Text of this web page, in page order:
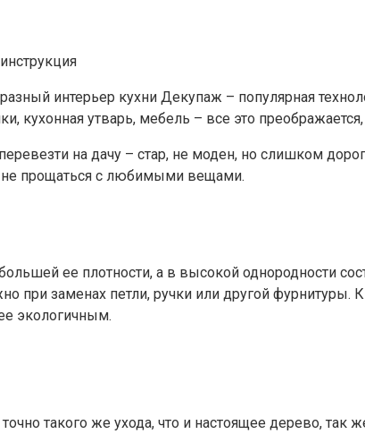
интерьер кухни Декупаж – популярная
утварь, мебель – все это
на дачу – стар, не моден, но слишком
прощаться с любимыми вещами.
ее плотности, а в высокой однородности
при заменах петли, ручки или другой фурнитуры.
экологичным.
такого же ухода, что и настоящее дерево,